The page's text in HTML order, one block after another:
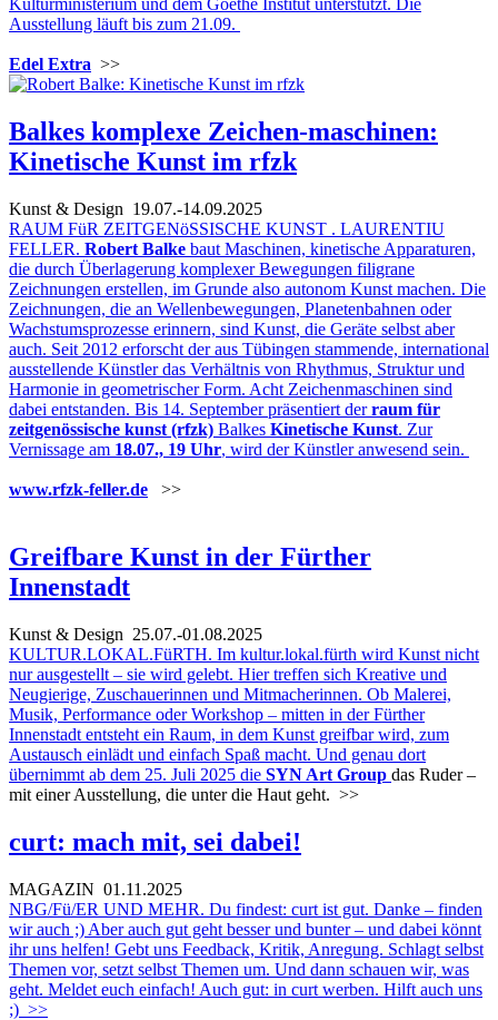
Kulturministerium und dem Goethe Institut unterstützt. Die
Ausstellung läuft bis zum 21.09.
Edel Extra >>
Balkes komplexe Zeichen-maschinen:
Kinetische Kunst im rfzk
Kunst & Design 19.07.-14.09.2025
RAUM FüR ZEITGENöSSISCHE KUNST . LAURENTIU
FELLER. Robert Balke baut Maschinen, kinetische Apparaturen,
die durch Überlagerung komplexer Bewegungen filigrane
Zeichnungen erstellen, im Grunde also autonom Kunst machen. Die
Zeichnungen, die an Wellenbewegungen, Planetenbahnen oder
Wachstumsprozesse erinnern, sind Kunst, die Geräte selbst aber
auch. Seit 2012 erforscht der aus Tübingen stammende, international
ausstellende Künstler das Verhältnis von Rhythmus, Struktur und
Harmonie in geometrischer Form. Acht Zeichenmaschinen sind
dabei entstanden. Bis 14. September präsentiert derraum für
zeitgenössische kunst (rfzk) Balkes Kinetische Kunst. Zur
Vernissage am 18.07., 19 Uhr, wird der Künstler anwesend sein.
www.rfzk-feller.de >>
Greifbare Kunst in der Fürther
Innenstadt
Kunst & Design 25.07.-01.08.2025
KULTUR.LOKAL.FüRTH. Im kultur.lokal.fürth wird Kunst nicht
nur ausgestellt – sie wird gelebt. Hier treffen sich Kreative und
Neugierige, Zuschauerinnen und Mitmacherinnen. Ob Malerei,
Musik, Performance oder Workshop – mitten in der Fürther
Innenstadt entsteht ein Raum, in dem Kunst greifbar wird, zum
Austausch einlädt und einfach Spaß macht. Und genau dort
übernimmt ab dem 25. Juli 2025 die SYN Art Group das Ruder –
mit einer Ausstellung, die unter die Haut geht. >>
curt: mach mit, sei dabei!
MAGAZIN 01.11.2025
NBG/Fü/ER UND MEHR. Du findest: curt ist gut. Danke – finden
wir auch ;) Aber auch gut geht besser und bunter – und dabei könnt
ihr uns helfen! Gebt uns Feedback, Kritik, Anregung. Schlagt selbst
Themen vor, setzt selbst Themen um. Und dann schauen wir, was
geht. Meldet euch einfach! Auch gut: in curt werben. Hilft auch uns
;) >>